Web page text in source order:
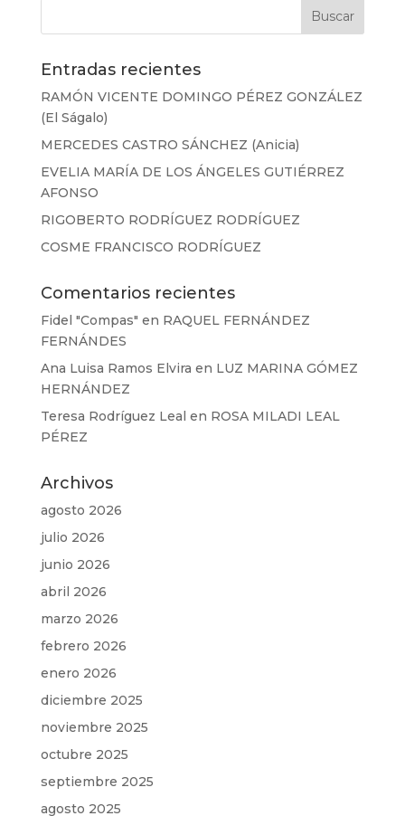
Entradas recientes
RAMÓN VICENTE DOMINGO PÉREZ GONZÁLEZ
(El Ságalo)
MERCEDES CASTRO SÁNCHEZ (Anicia)
EVELIA MARÍA DE LOS ÁNGELES GUTIÉRREZ
AFONSO
RIGOBERTO RODRÍGUEZ RODRÍGUEZ
COSME FRANCISCO RODRÍGUEZ
Comentarios recientes
Fidel "Compas" en RAQUEL FERNÁNDEZ
FERNÁNDES
Ana Luisa Ramos Elvira en LUZ MARINA GÓMEZ
HERNÁNDEZ
Teresa Rodríguez Leal en ROSA MILADI LEAL
PÉREZ
Archivos
agosto 2026
julio 2026
junio 2026
abril 2026
marzo 2026
febrero 2026
enero 2026
diciembre 2025
noviembre 2025
octubre 2025
septiembre 2025
agosto 2025